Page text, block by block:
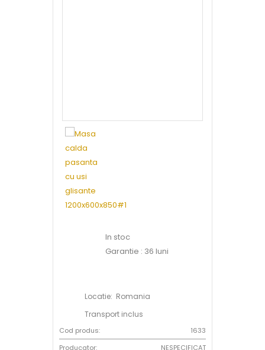
In stoc
Garantie : 36 luni
Locatie: Romania
Transport inclus
Cod produs:
1633
Producator:
NESPECIFICAT